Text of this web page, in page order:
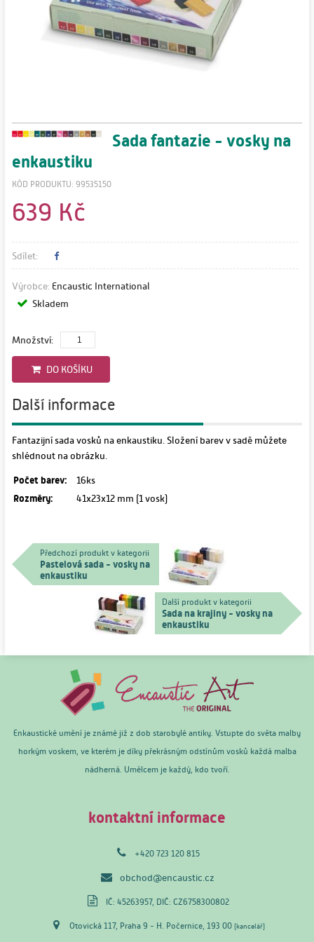
Sada fantazie - vosky na
enkaustiku
KÓD PRODUKTU: 99535150
639 Kč
Sdílet:
Výrobce: Encaustic International
Skladem
Množství:
DO KOŠÍKU
Další informace
Fantazijní sada vosků na enkaustiku. Složení barev v sadě můžete
shlédnout na obrázku.
Počet barev: 16ks
Rozměry: 41x23x12 mm (1 vosk)
Předchozí produkt v kategorii
Pastelová sada - vosky na
enkaustiku
Další produkt v kategorii
Sada na krajiny - vosky na
enkaustiku
Enkaustické umění je známé již z dob starobylé antiky. Vstupte do světa malby
horkým voskem, ve kterém je díky překrásným odstínům vosků každá malba
nádherná. Umělcem je každý, kdo tvoří.
kontaktní informace
+420 723 120 815
obchod@encaustic.cz
IČ: 45263957, DIČ: CZ6758300802
Otovická 117, Praha 9 - H. Počernice, 193 00(kancelář)